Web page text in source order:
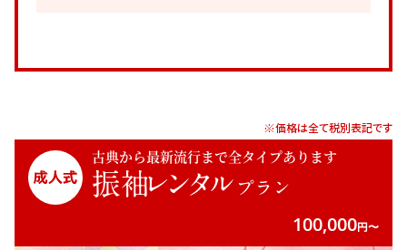
※価格は全て税別表記です
古典から最新流行まで全タイプあります
振袖レンタル プラン
100,000円〜